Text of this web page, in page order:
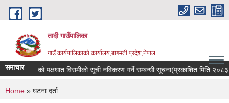
Skip to main content
तादी गाउँपालिका
गाउँ कार्यपालिकाको कार्यालय,बागमती प्रदेश,नेपाल
समाचारर मेरुदण्डको पक्षघात विरामीको सूची नविकरण गर्ने सम्बन्धी सूचना(प्रकाशित मिति
You are here
Home » घटना दर्ता